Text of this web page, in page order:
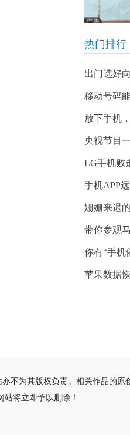
热门排行
出门选好
移动号码
放下手机
央视节目
LG手机败
手机APP
姗姗来迟
带你参观
你有“手机
苹果数据
不为其版权负责。相关作品的
将立即予以删除！